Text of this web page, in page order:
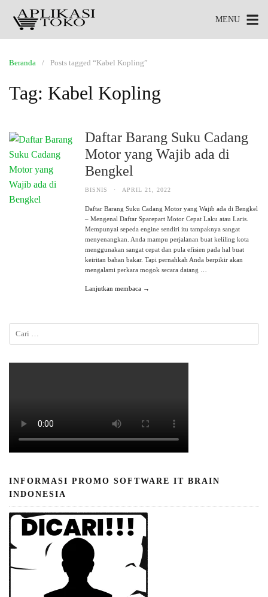
MENU
Beranda Posts tagged “Kabel Kopling”
Tag: Kabel Kopling
Daftar Barang Suku Cadang
Motor yang Wajib ada di
Bengkel
BISNIS · APRIL 21, 2022
Daftar Barang Suku Cadang Motor yang Wajib ada di Bengkel
– Mengenal Daftar Sparepart Motor Cepat Laku atau Laris.
Mempunyai sepeda engine sendiri itu tampaknya sangat
menyenangkan. Anda mampu perjalanan buat keliling kota
menggunakan sangat cepat dan pula efisien pada hal buat
keiritan bahan bakar. Tapi pernahkah Anda berpikir akan
mengalami perkara mogok secara datang …
Lanjutkan membaca →
INFORMASI PROMO SOFTWARE IT BRAIN
INDONESIA